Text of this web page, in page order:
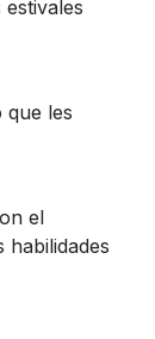
que les
el